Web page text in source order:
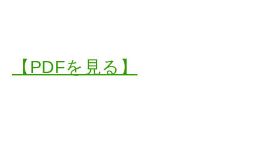
【PDFを見る】